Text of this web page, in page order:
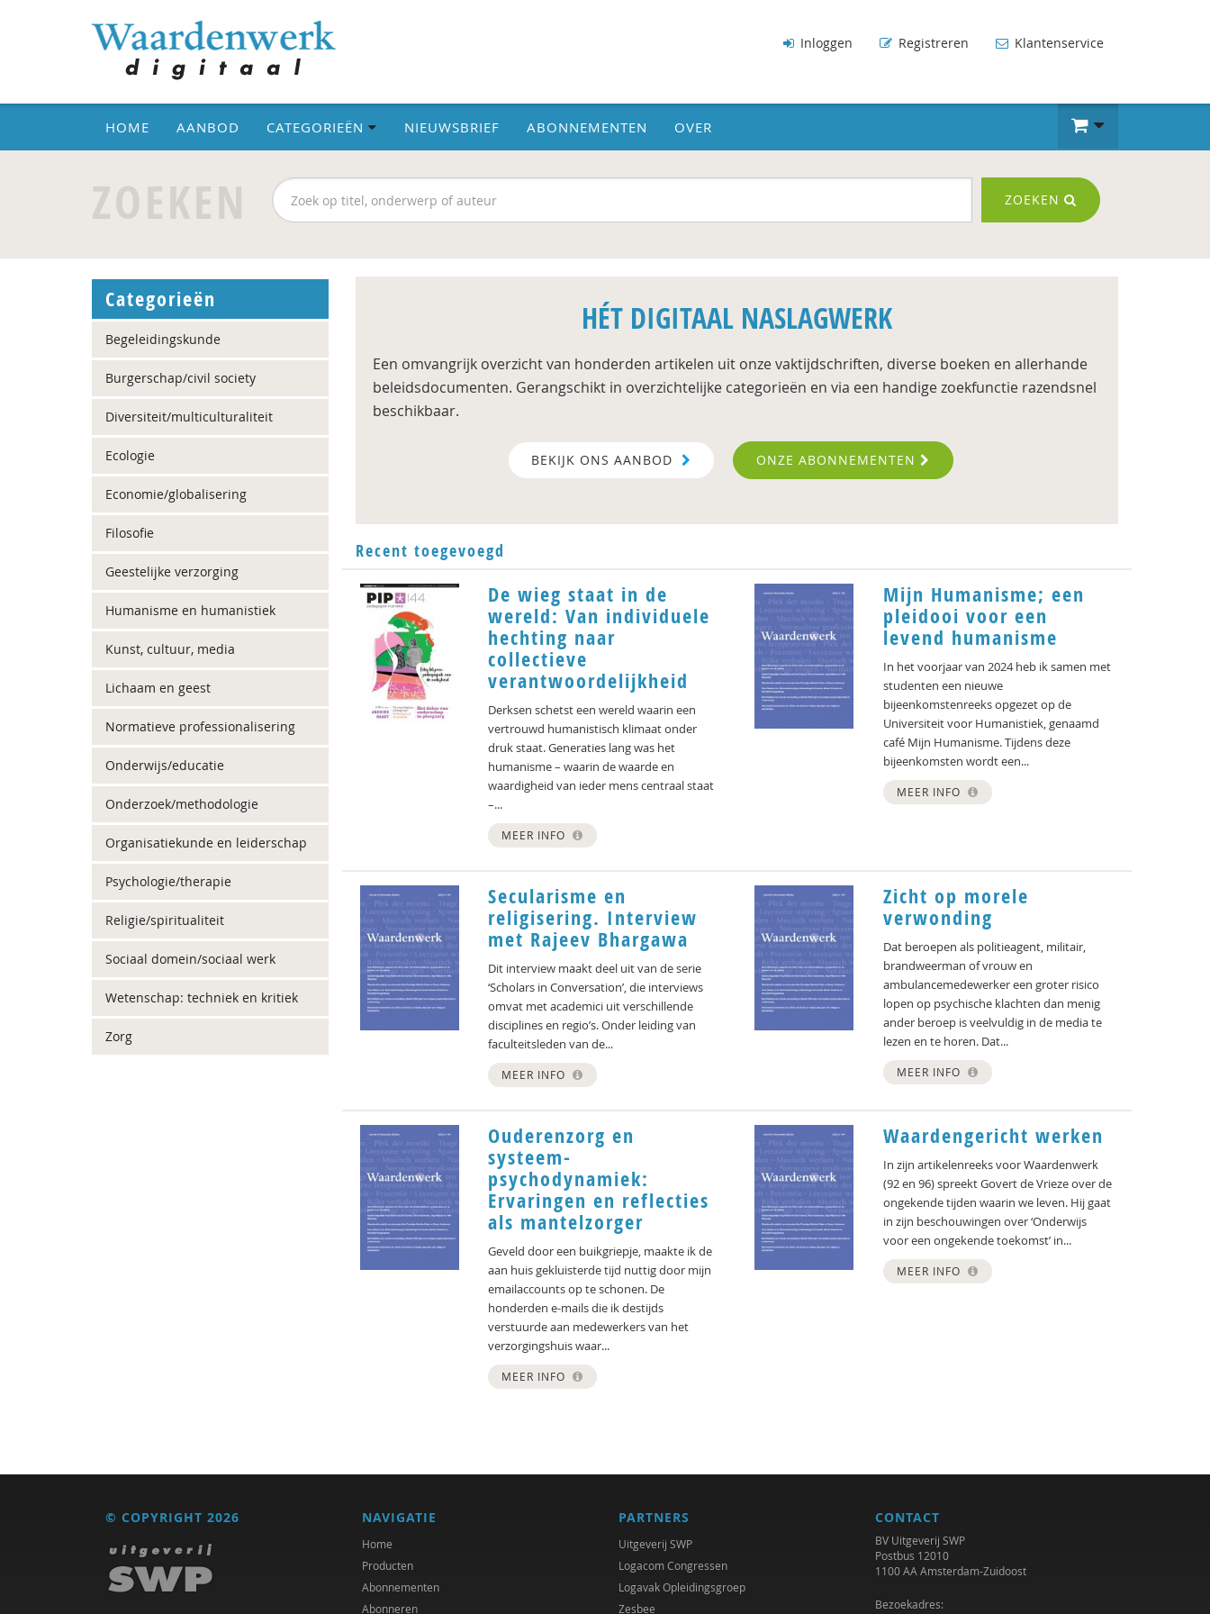
Inloggen Registreren Klantenservice
HOME AANBOD CATEGORIEËN NIEUWSBRIEF ABONNEMENTEN OVER
ZOEKEN ZOEKEN
Categorieën
Begeleidingskunde
Burgerschap/civil society
Diversiteit/multiculturaliteit
Ecologie
Economie/globalisering
Filosofie
Geestelijke verzorging
Humanisme en humanistiek
Kunst, cultuur, media
Lichaam en geest
Normatieve professionalisering
Onderwijs/educatie
Onderzoek/methodologie
Organisatiekunde en leiderschap
Psychologie/therapie
Religie/spiritualiteit
Sociaal domein/sociaal werk
Wetenschap: techniek en kritiek
Zorg
HÉT DIGITAAL NASLAGWERK
Een omvangrijk overzicht van honderden artikelen uit onze vaktijdschriften, diverse boeken en allerhande
beleidsdocumenten. Gerangschikt in overzichtelijke categorieën en via een handige zoekfunctie razendsnel
beschikbaar.
BEKIJK ONS AANBOD ONZE ABONNEMENTEN
Recent toegevoegd
De wieg staat in de
wereld: Van individuele
hechting naar
collectieve
verantwoordelijkheid
Derksen schetst een wereld waarin een
vertrouwd humanistisch klimaat onder
druk staat. Generaties lang was het
humanisme – waarin de waarde en
waardigheid van ieder mens centraal staat
–...
MEER INFO
Mijn Humanisme; een
pleidooi voor een
levend humanisme
In het voorjaar van 2024 heb ik samen met
studenten een nieuwe
bijeenkomstenreeks opgezet op de
Universiteit voor Humanistiek, genaamd
café Mijn Humanisme. Tijdens deze
bijeenkomsten wordt een...
MEER INFO
Secularisme en
religisering. Interview
met Rajeev Bhargawa
Dit interview maakt deel uit van de serie
‘Scholars in Conversation’, die interviews
omvat met academici uit verschillende
disciplines en regio’s. Onder leiding van
faculteitsleden van de...
MEER INFO
Zicht op morele
verwonding
Dat beroepen als politieagent, militair,
brandweerman of vrouw en
ambulancemedewerker een groter risico
lopen op psychische klachten dan menig
ander beroep is veelvuldig in de media te
lezen en te horen. Dat...
MEER INFO
Ouderenzorg en
systeem-
psychodynamiek:
Ervaringen en reflecties
als mantelzorger
Geveld door een buikgriepje, maakte ik de
aan huis gekluisterde tijd nuttig door mijn
emailaccounts op te schonen. De
honderden e-mails die ik destijds
verstuurde aan medewerkers van het
verzorgingshuis waar...
MEER INFO
Waardengericht werken
In zijn artikelenreeks voor Waardenwerk
(92 en 96) spreekt Govert de Vrieze over de
ongekende tijden waarin we leven. Hij gaat
in zijn beschouwingen over ‘Onderwijs
voor een ongekende toekomst’ in...
MEER INFO
© COPYRIGHT 2026 NAVIGATIE
Home
Producten
Abonnementen
Abonneren
PARTNERS
Uitgeverij SWP
Logacom Congressen
Logavak Opleidingsgroep
Zesbee
CONTACT
BV Uitgeverij SWP
Postbus 12010
1100 AA Amsterdam-Zuidoost
Bezoekadres: